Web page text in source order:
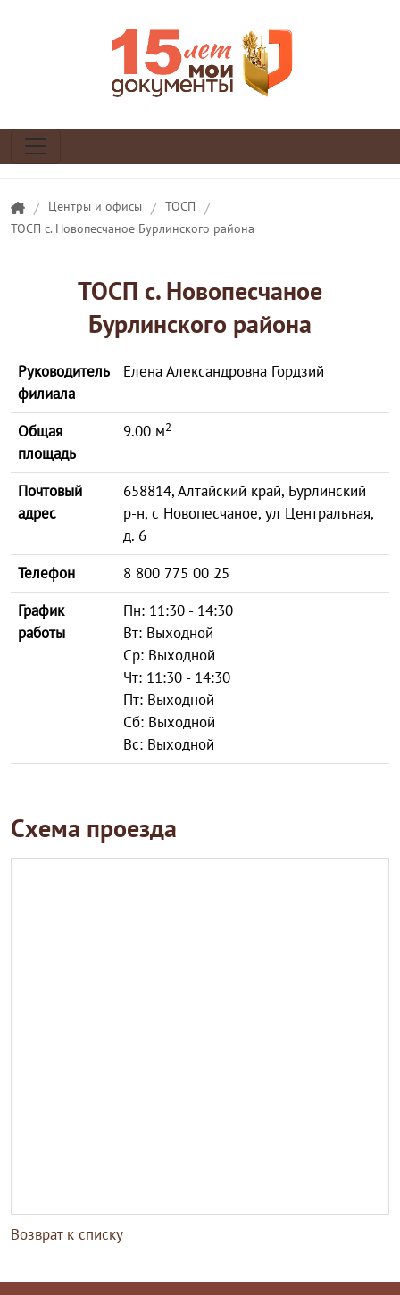
/ Центры и офисы / ТОСП /
ТОСП с. Новопесчаное Бурлинского района
ТОСП с. Новопесчаное
Бурлинского района
Руководитель
филиала
Елена Александровна Гордзий
Общая
площадь
9.00 м2
Почтовый
адрес
658814, Алтайский край, Бурлинский
р-н, с Новопесчаное, ул Центральная,
д. 6
Телефон
8 800 775 00 25
График
работы
Пн: 11:30 - 14:30
Вт: Выходной
Ср: Выходной
Чт: 11:30 - 14:30
Пт: Выходной
Сб: Выходной
Вс: Выходной
Схема проезда
Возврат к списку